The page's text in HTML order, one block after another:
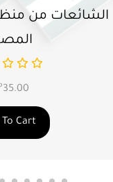
الشائعات من
35.00
Cart